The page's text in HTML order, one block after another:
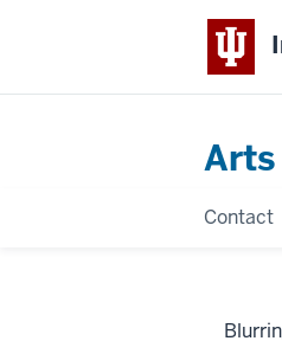
Arts
Contact